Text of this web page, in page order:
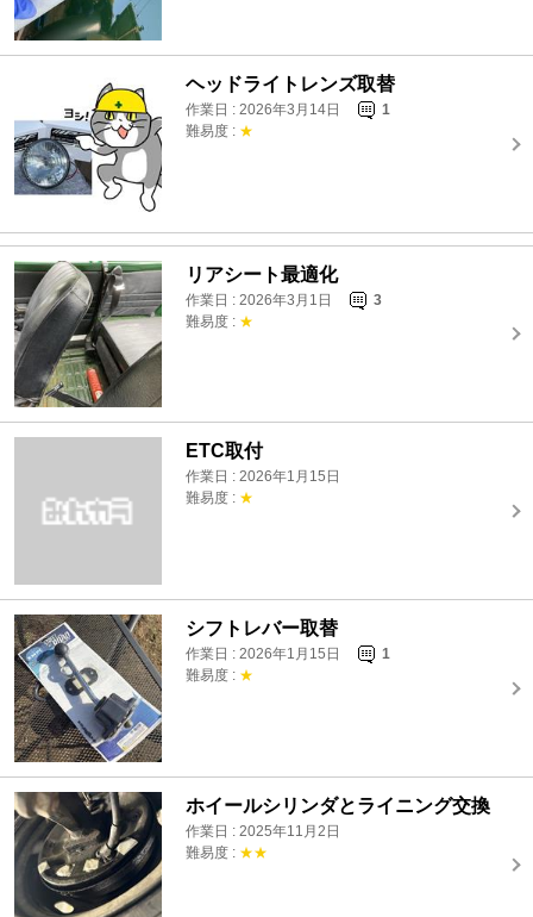
ヘッドライトレンズ取替
作業日 : 2026年3月14日
1
難易度 : ★
リアシート最適化
作業日 : 2026年3月1日
3
難易度 : ★
ETC取付
作業日 : 2026年1月15日
難易度 : ★
シフトレバー取替
作業日 : 2026年1月15日
1
難易度 : ★
ホイールシリンダとライニング交換
作業日 : 2025年11月2日
難易度 : ★★